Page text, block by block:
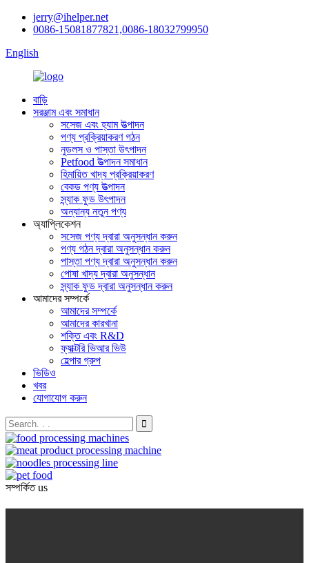
jerry@ihelper.net
0086-15081877821,0086-18032799950
English
বাড়ি
সরঞ্জাম এবং সমাধান
সসেজ এবং হ্যাম উত্পাদন
পণ্য প্রক্রিয়াকরণ গঠন
নুডলস ও পাস্তা উৎপাদন
Petfood উত্পাদন সমাধান
হিমায়িত খাদ্য প্রক্রিয়াকরণ
বেকড পণ্য উত্পাদন
স্ন্যাক ফুড উৎপাদন
অন্যান্য নতুন পণ্য
অ্যাপ্লিকেশন
সসেজ পণ্য দ্বারা অনুসন্ধান করুন
পণ্য গঠন দ্বারা অনুসন্ধান করুন
পাস্তা পণ্য দ্বারা অনুসন্ধান করুন
পোষা খাদ্য দ্বারা অনুসন্ধান
স্ন্যাক ফুড দ্বারা অনুসন্ধান করুন
আমাদের সম্পর্কে
আমাদের সম্পর্কে
আমাদের কারখানা
শক্তি এবং R&D
ফ্যাক্টরি ভিআর ভিউ
হেল্পার গ্রুপ
ভিডিও
খবর
যোগাযোগ করুন
সম্পর্কিত us